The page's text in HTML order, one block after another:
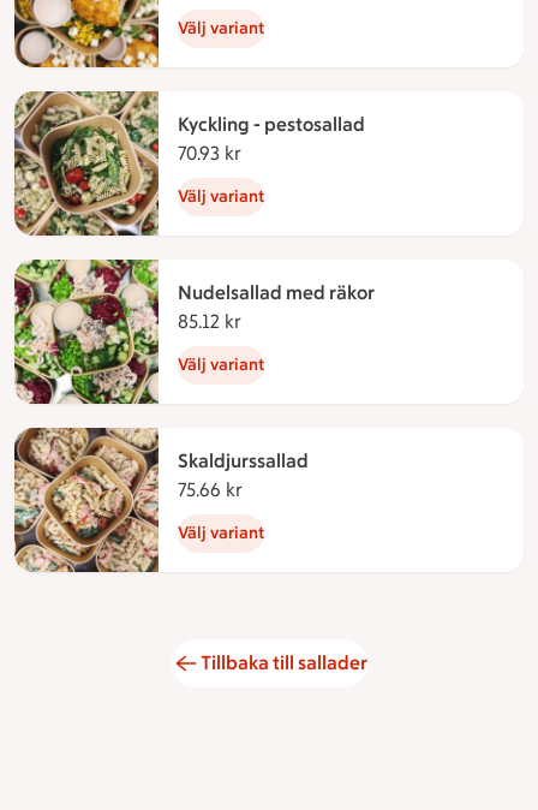
Välj variant
Kyckling - pestosallad
70.93 kr
Välj variant
Nudelsallad med räkor
85.12 kr
Välj variant
Skaldjurssallad
75.66 kr
Välj variant
Tillbaka till sallader